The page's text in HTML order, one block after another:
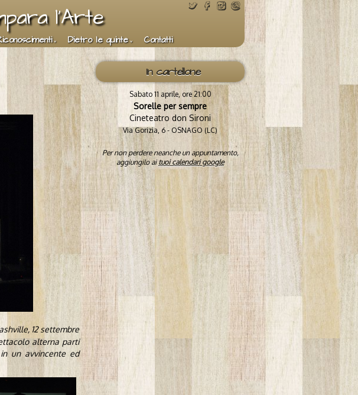
l'Arte
Dietro le quinte Contatti
In cartellone
Sabato 11 aprile, ore 21:00
Sorelle per sempre
Cineteatro don Sironi
Via Gorizia, 6 - OSNAGO (LC)
Per non perdere neanche un appuntamento,
aggiungilo ai tuoi calendari google
12 settembre
alterna parti
un avvincente ed